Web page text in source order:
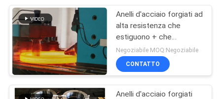
Anelli d'acciaio forgiati ad
alta resistenza che
estiguono + che
temperano trattamento
termico
Negoziabile MOQ:Negoziabile
CONTATTO
Anelli d'acciaio forgiati